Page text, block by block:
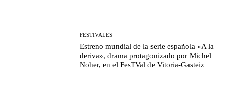
FESTIVALES
Estreno mundial de la serie española «A la
deriva», drama protagonizado por Michel
Noher, en el FesTVal de Vitoria-Gasteiz